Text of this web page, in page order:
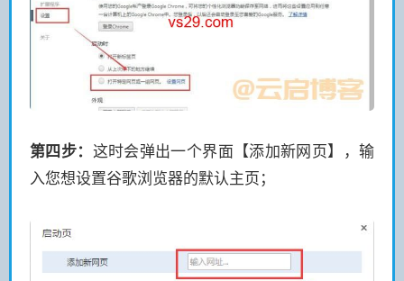
第四步： 这时会弹出一个界面【添加新网页】，输
入您想设置谷歌浏览器的默认主页；